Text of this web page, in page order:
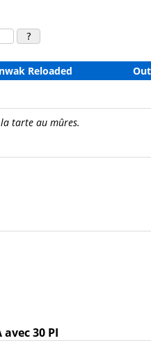
Reloaded
tarte au mûres.
30 PI